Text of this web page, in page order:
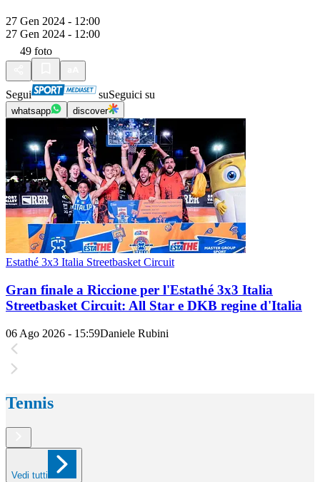
27 Gen 2024 - 12:00
27 Gen 2024 - 12:00
49 foto
Segui suSeguici su
whatsapp discover
Estathé 3x3 Italia Streetbasket Circuit
Gran finale a Riccione per l'Estathé 3x3 Italia
Streetbasket Circuit: All Star e DKB regine d'Italia
06 Ago 2026 - 15:59Daniele Rubini
Tennis
Vedi tutti